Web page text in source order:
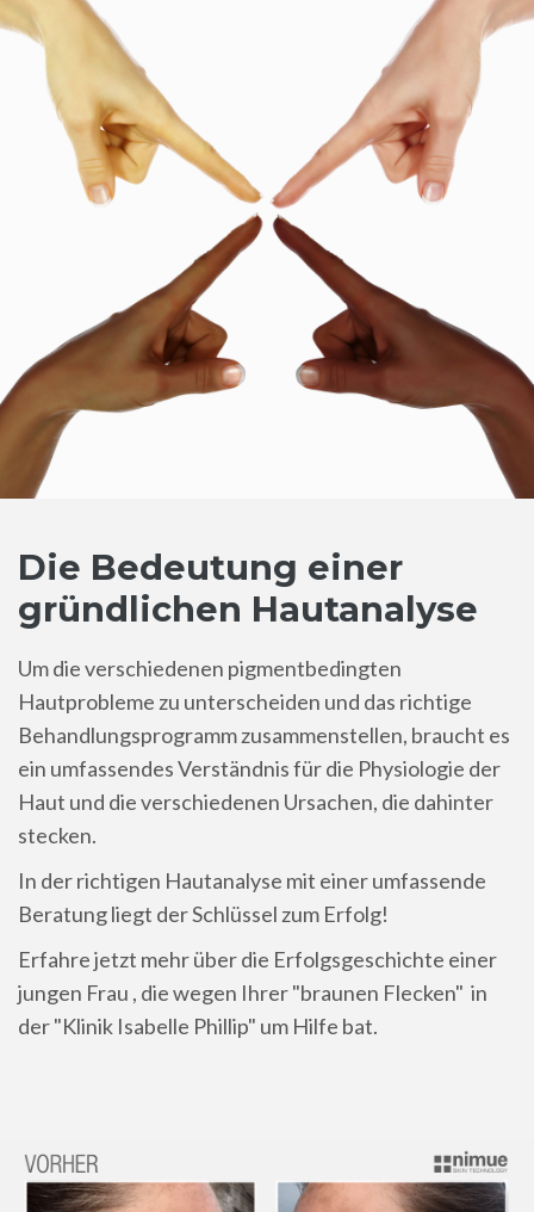
Die Bedeutung einer
gründlichen Hautanalyse
Um die verschiedenen pigmentbedingten
Hautprobleme zu unterscheiden und das richtige
Behandlungsprogramm zusammenstellen, braucht es
ein umfassendes Verständnis für die Physiologie der
Haut und die verschiedenen Ursachen, die dahinter
stecken.
In der richtigen Hautanalyse mit einer umfassende
Beratung liegt der Schlüssel zum Erfolg!
Erfahre jetzt mehr über die Erfolgsgeschichte einer
jungen Frau , die wegen Ihrer "braunen Flecken" in
der "Klinik Isabelle Phillip" um Hilfe bat.